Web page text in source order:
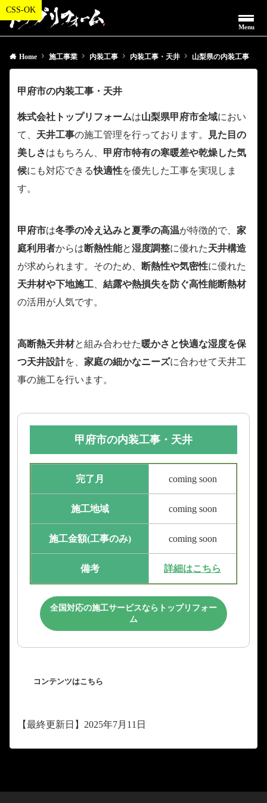
Menu
Home 施工事業 内装工事 内装工事・天井 山梨県の内装工事・天井
甲府市の内装工事・天井
株式会社トップリフォームは山梨県甲府市全域におい
て、 天井工事の施工管理を行っております。
見た目の
美しさはもちろん、 甲府市特有の寒暖差や乾燥した気
候にも対応できる快適性を優先した工事を実現しま
す。
甲府市は冬季の冷え込みと夏季の高温が特徴的で、 家
庭利用者からは断熱性能と湿度調整に優れた天井構造
が求められます。そのため、
断熱性や気密性に優れた
天井材や下地施工
結露や熱損失を防ぐ高性能断熱材
の活用が人気です。
高断熱天井材と組み合わせた 暖かさと快適な湿度を保
つ天井設計を、 家庭の細かなニーズに合わせて天井工
事の施工を行います。
甲府市の内装工事・天井
完了月 coming soon
施工地域 coming soon
施工金額(工事のみ) coming soon
備考 詳細はこちら
全国対応の施工サービスならトップリフォー
ム
コンテンツはこちら
【最終更新日】2025年7月11日